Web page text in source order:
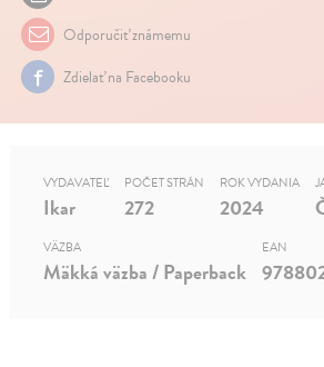
Odporučiť známemu
Zdielať na Facebooku
VYDAVATEĽ
Ikar
POČET STRÁN
272
ROK VYDANIA
2024
VÄZBA
Mäkká väzba / Paperback
EAN